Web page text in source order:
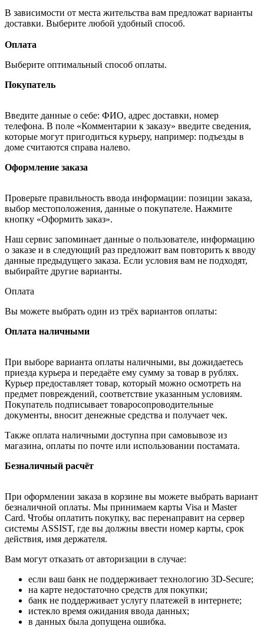
В зависимости от места жительства вам предложат варианты
доставки. Выберите любой удобный способ.
Оплата
Выберите оптимальный способ оплаты.
Покупатель
Введите данные о себе: ФИО, адрес доставки, номер
телефона. В поле «Комментарии к заказу» введите сведения,
которые могут пригодиться курьеру, например: подъезды в
доме считаются справа налево.
Оформление заказа
Проверьте правильность ввода информации: позиции заказа,
выбор местоположения, данные о покупателе. Нажмите
кнопку «Оформить заказ».
Наш сервис запоминает данные о пользователе, информацию
о заказе и в следующий раз предложит вам повторить к вводу
данные предыдущего заказа. Если условия вам не подходят,
выбирайте другие варианты.
Оплата
Вы можете выбрать один из трёх вариантов оплаты:
Оплата наличными
При выборе варианта оплаты наличными, вы дожидаетесь
приезда курьера и передаёте ему сумму за товар в рублях.
Курьер предоставляет товар, который можно осмотреть на
предмет повреждений, соответствие указанным условиям.
Покупатель подписывает товаросопроводительные
документы, вносит денежные средства и получает чек.
Также оплата наличными доступна при самовывозе из
магазина, оплаты по почте или использовании постамата.
Безналичный расчёт
При оформлении заказа в корзине вы можете выбрать вариант
безналичной оплаты. Мы принимаем карты Visa и Master
Card. Чтобы оплатить покупку, вас перенаправит на сервер
системы ASSIST, где вы должны ввести номер карты, срок
действия, имя держателя.
Вам могут отказать от авторизации в случае:
если ваш банк не поддерживает технологию 3D-Secure;
на карте недостаточно средств для покупки;
банк не поддерживает услугу платежей в интернете;
истекло время ожидания ввода данных;
в данных была допущена ошибка.